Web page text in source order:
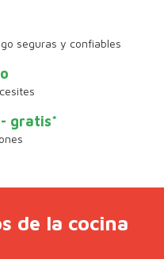
seguras y confiables
gratis*
de la cocina